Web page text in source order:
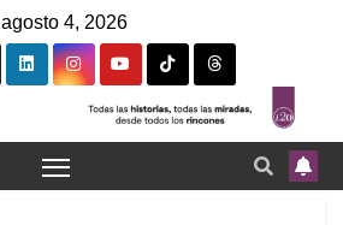
agosto 4, 2026